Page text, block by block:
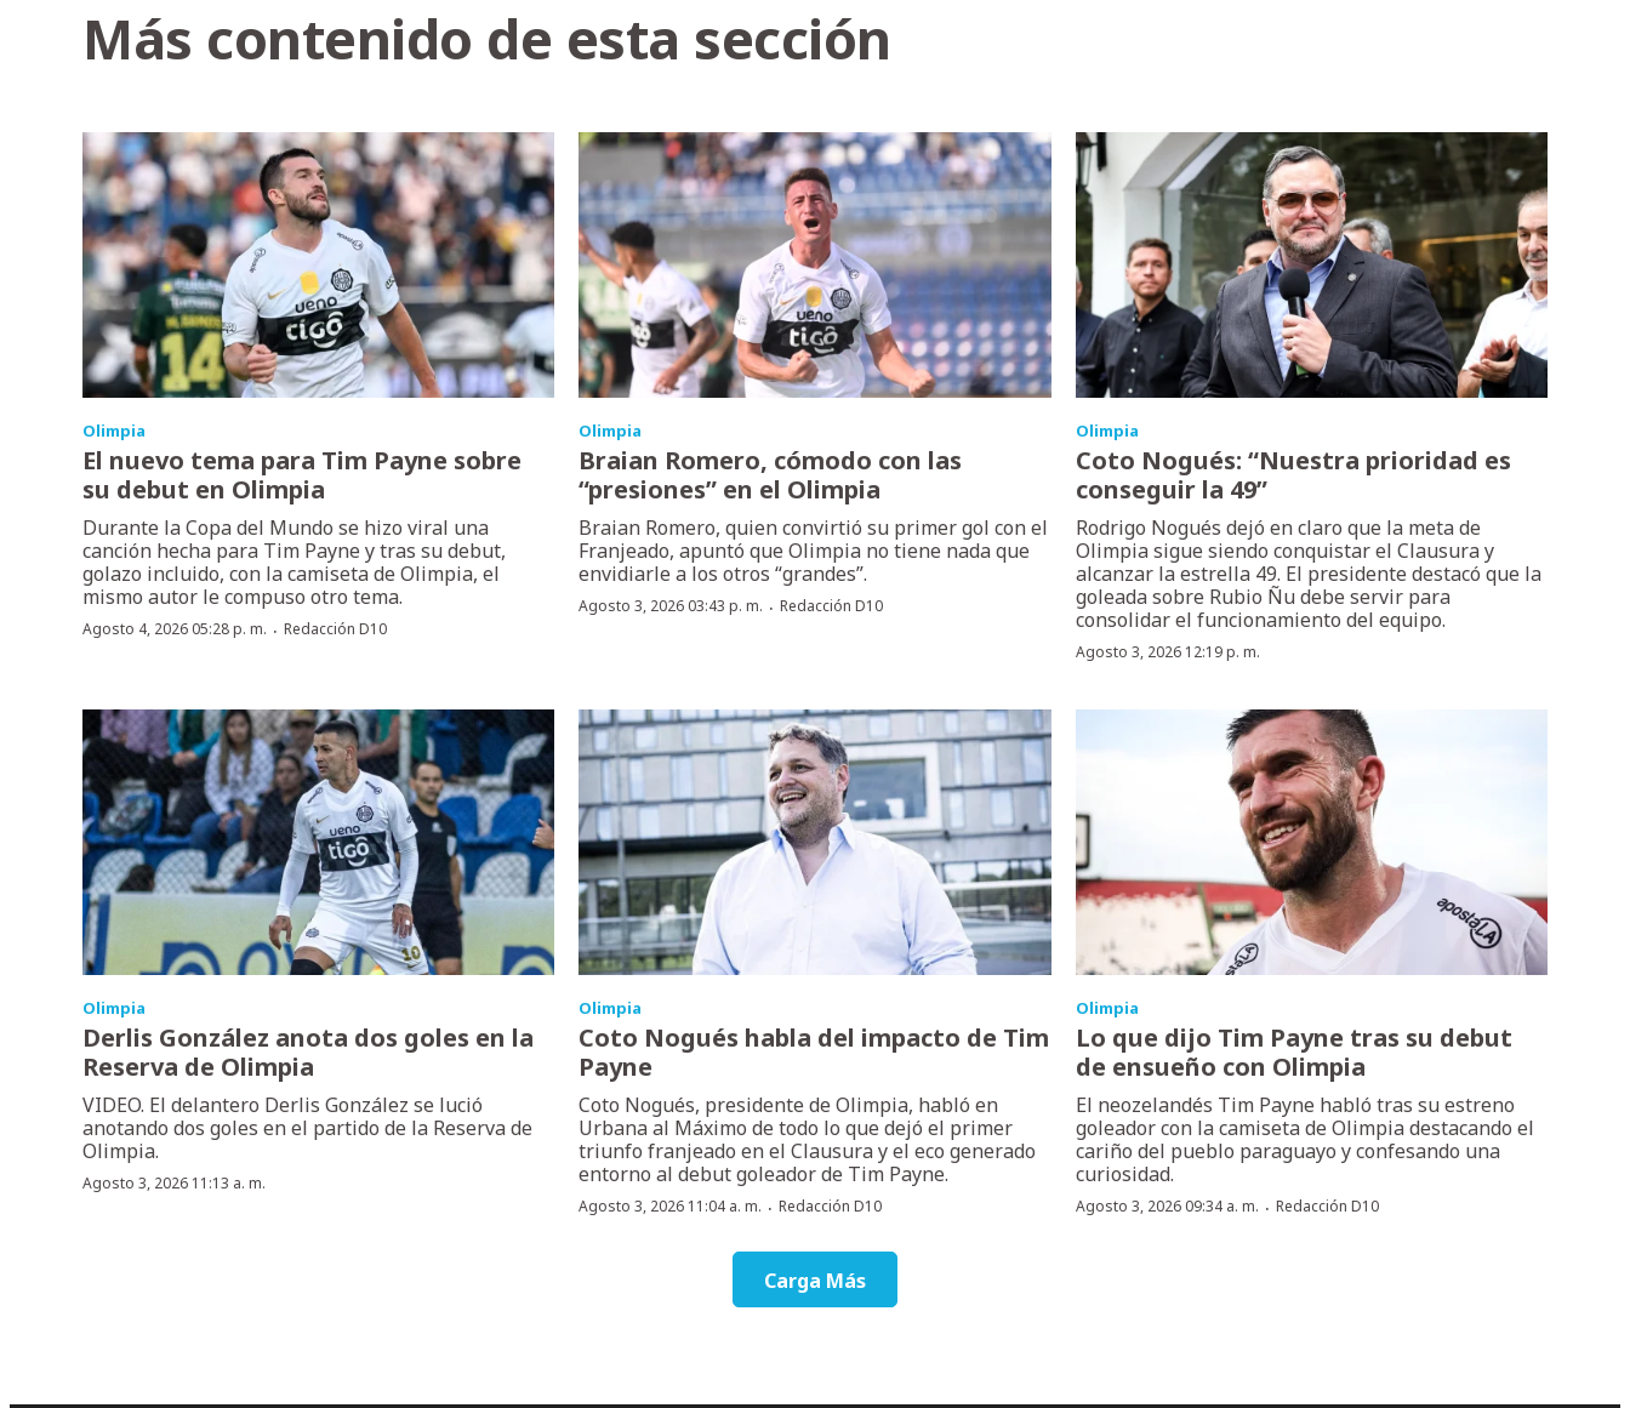
Más contenido de esta sección
Olimpia
El nuevo tema para Tim Payne sobre
su debut en Olimpia
Durante la Copa del Mundo se hizo viral una
canción hecha para Tim Payne y tras su debut,
golazo incluido, con la camiseta de Olimpia, el
mismo autor le compuso otro tema.
Agosto 4, 2026 05:28 p. m. · Redacción D10
Olimpia
Braian Romero, cómodo con las
“presiones” en el Olimpia
Braian Romero, quien convirtió su primer gol con el
Franjeado, apuntó que Olimpia no tiene nada que
envidiarle a los otros “grandes”.
Agosto 3, 2026 03:43 p. m. ·Redacción D10
Olimpia
Coto Nogués: “Nuestra prioridad es
conseguir la 49”
Rodrigo Nogués dejó en claro que la meta de
Olimpia sigue siendo conquistar el Clausura y
alcanzar la estrella 49. El presidente destacó que la
goleada sobre Rubio Ñu debe servir para
consolidar el funcionamiento del equipo.
Agosto 3, 2026 12:19 p. m.
Olimpia
Derlis González anota dos goles en la
Reserva de Olimpia
VIDEO. El delantero Derlis González se lució
anotando dos goles en el partido de la Reserva de
Olimpia.
Agosto 3, 2026 11:13 a. m.
Olimpia
Coto Nogués habla del impacto de Tim
Payne
Coto Nogués, presidente de Olimpia, habló en
Urbana al Máximo de todo lo que dejó el primer
triunfo franjeado en el Clausura y el eco generado
entorno al debut goleador de Tim Payne.
Agosto 3, 2026 11:04 a. m. ·Redacción D10
Olimpia
Lo que dijo Tim Payne tras su debut
de ensueño con Olimpia
El neozelandés Tim Payne habló tras su estreno
goleador con la camiseta de Olimpia destacando el
cariño del pueblo paraguayo y confesando una
curiosidad.
Agosto 3, 2026 09:34 a. m. · Redacción D10
Carga Más